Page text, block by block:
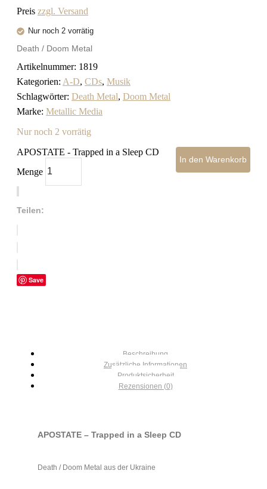
Preis zzgl. Versand
Nur noch 2 vorrätig
Death / Doom Metal
Artikelnummer: 1819
Kategorien: A-D, CDs, Musik
Schlagwörter: Death Metal, Doom Metal
Marke: Metallic Media
Nur noch 2 vorrätig
APOSTATE - Trapped in a Sleep CD
Menge
In den Warenkorb
Teilen:
Save
Beschreibung
Zusätzliche Informationen
Produktsicherheit
Rezensionen (0)
APOSTATE – Trapped in a Sleep CD
Death / Doom Metal aus der Ukraine